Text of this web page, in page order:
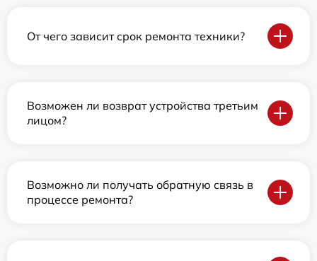
От чего зависит срок ремонта техники?
Возможен ли возврат устройства третьим
лицом?
Возможно ли получать обратную связь в
процессе ремонта?